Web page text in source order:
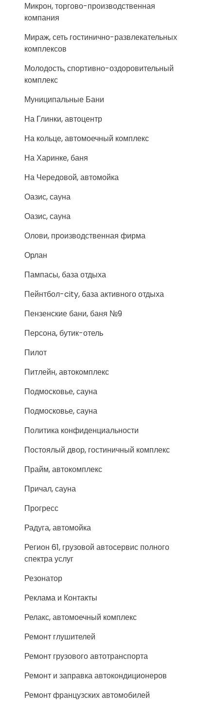
Микрон, торгово-производственная
компания
Мираж, сеть гостинично-развлекательных
комплексов
Молодость, спортивно-оздоровительный
комплекс
Муниципальные Бани
На Глинки, автоцентр
На кольце, автомоечный комплекс
На Харинке, баня
На Чередовой, автомойка
Оазис, сауна
Оазис, сауна
Олови, производственная фирма
Орлан
Пампасы, база отдыха
Пейнтбол-city, база активного отдыха
Пензенские бани, баня №9
Персона, бутик-отель
Пилот
Питлейн, автокомплекс
Подмосковье, сауна
Подмосковье, сауна
Политика конфиденциальности
Постоялый двор, гостиничный комплекс
Прайм, автокомплекс
Причал, сауна
Прогресс
Радуга, автомойка
Регион 61, грузовой автосервис полного
спектра услуг
Резонатор
Реклама и Контакты
Релакс, автомоечный комплекс
Ремонт глушителей
Ремонт грузового автотранспорта
Ремонт и заправка автокондиционеров
Ремонт французских автомобилей